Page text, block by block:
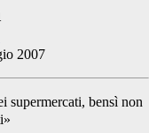
2007
supermercati, bensì non